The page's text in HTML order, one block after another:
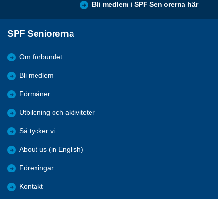
Bli medlem i SPF Seniorerna här
SPF Seniorerna
Om förbundet
Bli medlem
Förmåner
Utbildning och aktiviteter
Så tycker vi
About us (in English)
Föreningar
Kontakt